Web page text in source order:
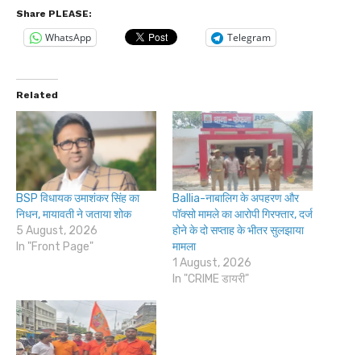
Share PLEASE:
WhatsApp Telegram
Related
BSP विधायक उमाशंकर सिंह का
निधन, मायावती ने जताया शोक
5 August, 2026
In "Front Page"
Ballia-नाबालिग के अपहरण और
पॉक्सो मामले का आरोपी गिरफ्तार, दर्ज
होने के दो सप्ताह के भीतर सुलझाया
मामला
1 August, 2026
In "CRIME डायरी"